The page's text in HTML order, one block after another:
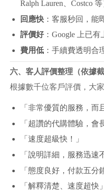
Ralph Lauren、Costco 等
回應快：客服秒回，能
評價好：Google 上已有
費用低：手續費透明合
六、客人評價整理（依據截
根據數千位客戶評價，大家
「非常優質的服務，而
「超讚的代購體驗，會
「速度超級快！」
「說明詳細，服務迅速
「態度良好，付款五分
「解釋清楚、速度超快」